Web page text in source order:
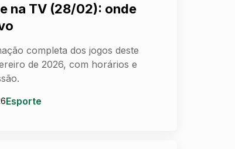
na TV (28/02): onde
completa dos jogos deste
de 2026, com horários e
Esporte